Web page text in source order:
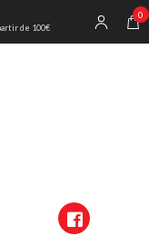
de 100€
0